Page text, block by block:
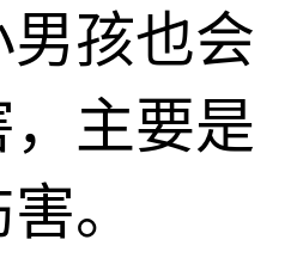
孩也会
主要是
。